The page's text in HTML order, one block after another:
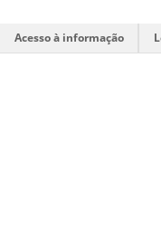
Acesso à informação